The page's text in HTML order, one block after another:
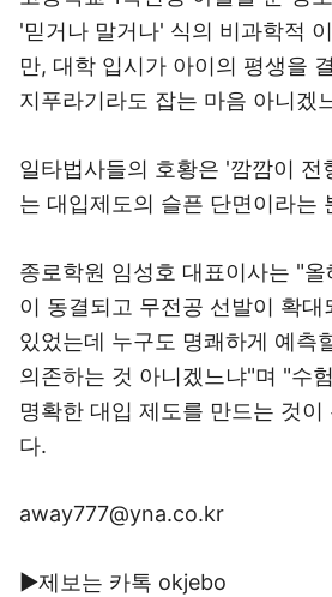
'믿거나 말거나' 식의 비과학적
만, 대학 입시가 아이의 평생을
지푸라기라도 잡는 마음 아니겠
일타법사들의 호황은 '깜깜이 전
는 대입제도의 슬픈 단면이라는
종로학원 임성호 대표이사는 "
이 동결되고 무전공 선발이 확
있었는데 누구도 명쾌하게 예측
의존하는 것 아니겠느냐"며 "수
명확한 대입 제도를 만드는 것이
다.
away777@yna.co.kr
▶제보는 카톡 okjebo